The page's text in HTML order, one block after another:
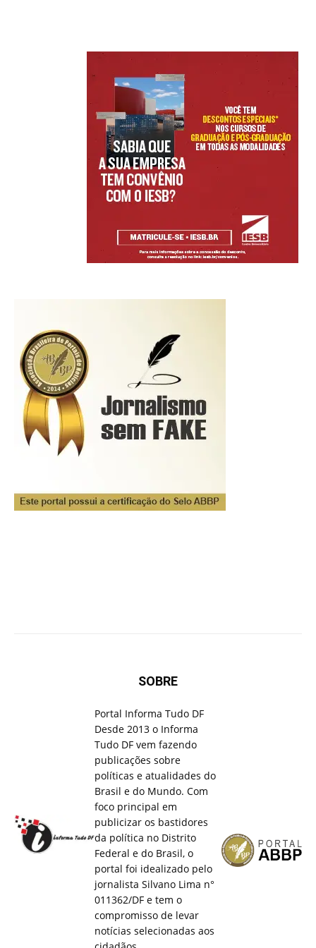
SOBRE
Portal Informa Tudo DF
Desde 2013 o Informa
Tudo DF vem fazendo
publicações sobre
políticas e atualidades do
Brasil e do Mundo. Com
foco principal em
publicizar os bastidores
da política no Distrito
Federal e do Brasil, o
portal foi idealizado pelo
jornalista Silvano Lima n°
011362/DF e tem o
compromisso de levar
notícias selecionadas aos